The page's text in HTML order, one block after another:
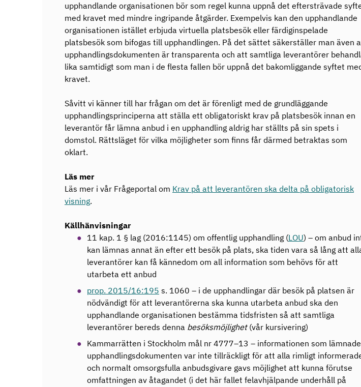
upphandlande organisationen bör som regel kunna uppnå det eftersträvade
med kravet med mindre ingripande åtgärder. Exempelvis kan den upphandlande
organisationen istället erbjuda virtuella platsbesök eller färdiginspelade
platsbesök som bifogas till upphandlingen. På det sättet säkerställer man även
upphandlingsdokumenten är transparenta och att samtliga leverantörer
lika samtidigt som man i de flesta fallen bör uppnå det bakomliggande syftet
kravet.
Såvitt vi känner till har frågan om det är förenligt med de grundläggande
upphandlingsprinciperna att ställa ett obligatoriskt krav på platsbesök innan en
leverantör får lämna anbud i en upphandling aldrig har ställts på sin spets i
domstol. Rättsläget för vilka möjligheter som finns får därmed betraktas som
oklart.
Läs mer
Läs mer i vår Frågeportal om Krav på att leverantören ska delta på obligatorisk
visning.
Källhänvisningar
11 kap. 1 § lag (2016:1145) om offentlig upphandling (LOU) – om anbud
kan lämnas annat än efter ett besök på plats, ska tiden vara så lång att
leverantörer kan få kännedom om all information som behövs för att
utarbeta ett anbud
prop. 2015/16:195 s. 1060 – i de upphandlingar där besök på platsen är
nödvändigt för att leverantörerna ska kunna utarbeta anbud ska den
upphandlande organisationen bestämma tidsfristen så att samtliga
leverantörer bereds denna besöksmöjlighet (vår kursivering)
Kammarrätten i Stockholm mål nr 4777–13 – informationen som
upphandlingsdokumenten var inte tillräckligt för att alla rimligt
och normalt omsorgsfulla anbudsgivare gavs möjlighet att kunna förutse
omfattningen av åtagandet (i det här fallet felavhjälpande underhåll på